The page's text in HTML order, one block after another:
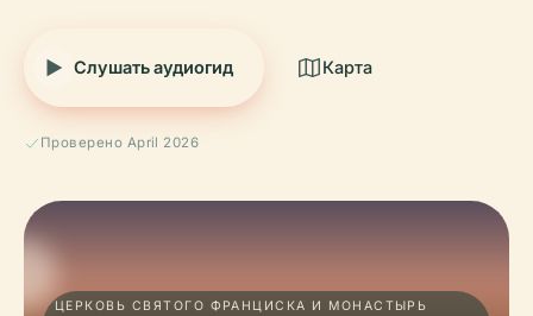
Слушать аудиогид Карта
Проверено April 2026
ЦЕРКОВЬ СВЯТОГО ФРАНЦИСКА И МОНАСТЫРЬ